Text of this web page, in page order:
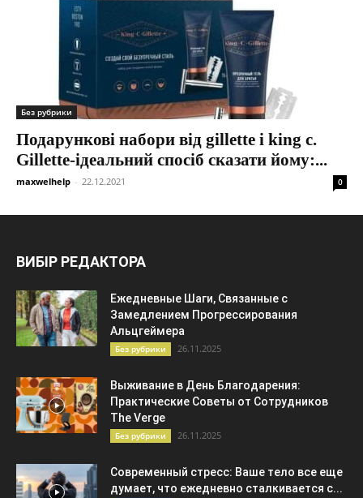
Без рубрики
Подарункові набори від gillette і king c.
Gillette-ідеальний спосіб сказати йому:...
maxwelhelp - 22.12.2021 0
ВИБІР РЕДАКТОРА
Ежедневные Шаги, Связанные с
Замедлением Прогрессирования
Альцгеймера
Без рубрики 26.11.2025
Выживание в День Благодарения:
Практические Советы от Сотрудников
The Verge
Без рубрики 26.11.2025
Современный стресс: Ваше тело все еще
думает, что ежедневно сталкивается с...